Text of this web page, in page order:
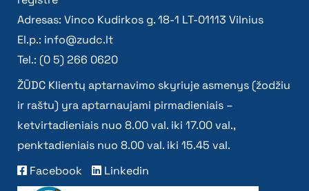
Adresas: Vinco Kudirkos g. 18-1 LT-01113 Vilnius
El.p.: info@zudc.lt
Tel.: (0 5) 266 0620
ŽŪDC Klientų aptarnavimo skyriuje asmenys (žodžiu
ir raštu) yra aptarnaujami pirmadieniais –
ketvirtadieniais nuo 8.00 val. iki 17.00 val.,
penktadieniais nuo 8.00 val. iki 15.45 val.
Facebook
Linkedin